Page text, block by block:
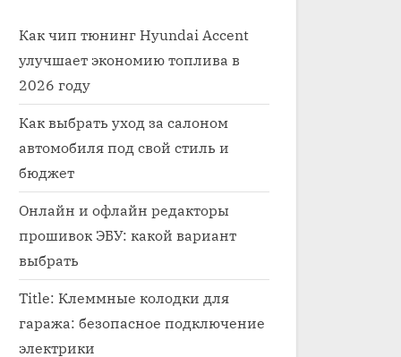
Как чип тюнинг Hyundai Accent
улучшает экономию топлива в
2026 году
Как выбрать уход за салоном
автомобиля под свой стиль и
бюджет
Онлайн и офлайн редакторы
прошивок ЭБУ: какой вариант
выбрать
Title: Клеммные колодки для
гаража: безопасное подключение
электрики